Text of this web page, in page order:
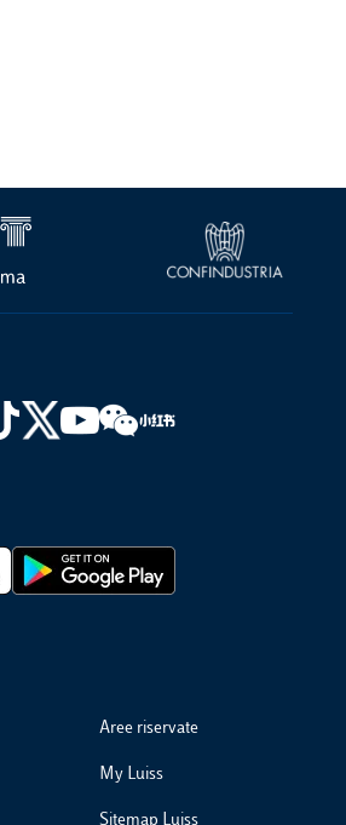
Aree riservate
My Luiss
Sitemap Luiss